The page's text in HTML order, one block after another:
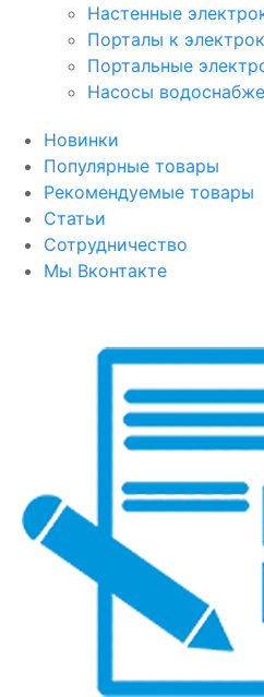
Настенные
Порталы к
Портальные
Насосы
Новинки
Популярные товары
Рекомендуемые товары
Статьи
Сотрудничество
Мы Вконтакте